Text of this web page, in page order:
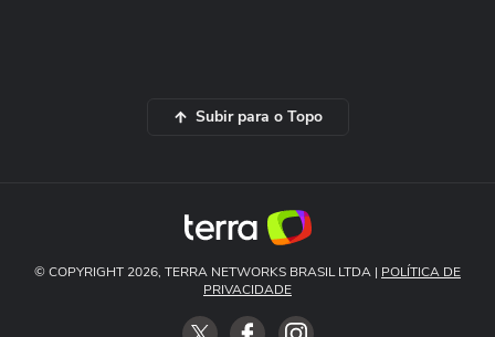
Subir para o Topo
© COPYRIGHT 2026, TERRA NETWORKS BRASIL LTDA | POLÍTICA DE
PRIVACIDADE